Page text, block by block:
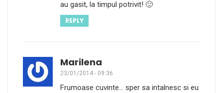
au gasit, la timpul potrivit! 🙂
REPLY
Marilena
23/01/2014 - 09:36
Frumoase cuvinte… sper sa intalnesc si eu